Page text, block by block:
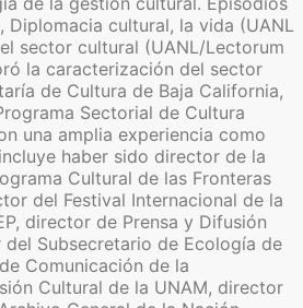
Diplomacia cultural, la vida (UANL
sector cultural (UANL/Lectorum
la caracterización del sector
de Cultura de Baja California,
Sectorial de Cultura
una amplia experiencia como
haber sido director de la
Cultural de las Fronteras
del Festival Internacional de la
director de Prensa y Difusión
del Subsecretario de Ecología de
Comunicación de la
Cultural de la UNAM, director